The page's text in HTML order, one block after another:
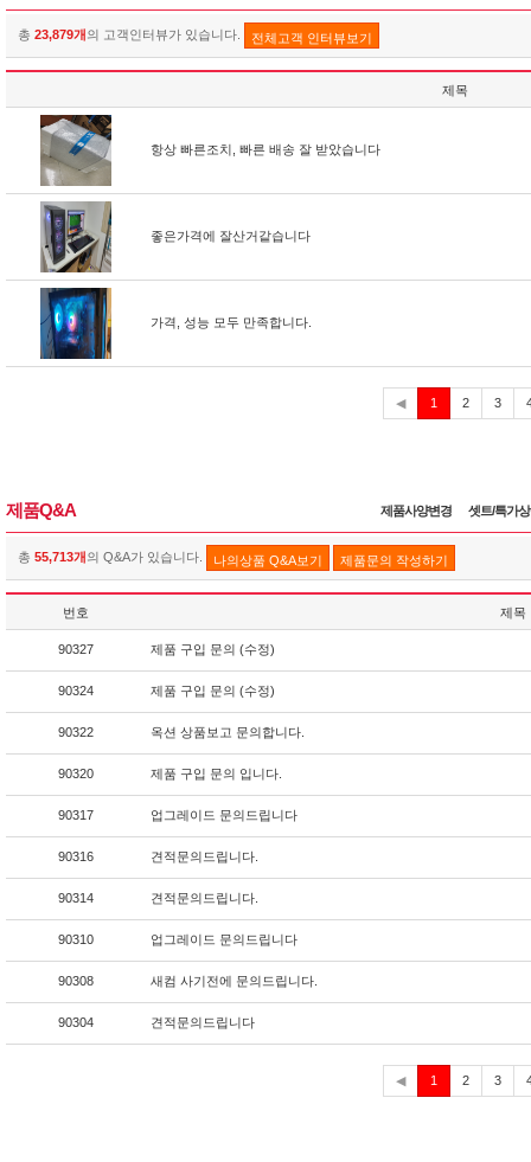
총 23,879개의 고객인터뷰가 있습니다. 전체고객 인터뷰보기
제목
항상 빠른조치, 빠른 배송 잘 받았습니다
좋은가격에 잘산거같습니다
가격, 성능 모두 만족합니다.
◀ 1
재
2 3
제품Q&A 제품사양변경 셋트/특가
총 55,713개의 Q&A가 있습니다. 나의상품 Q&A보기 제품문의 작성하기
번호 제목
90327 제품 구입 문의 (수정)
90324 제품 구입 문의 (수정)
90322 옥션 상품보고 문의합니다.
90320 제품 구입 문의 입니다.
90317 업그레이드 문의드립니다
90316 견적문의드립니다.
90314 견적문의드립니다.
90310 업그레이드 문의드립니다
90308 새컴 사기전에 문의드립니다.
90304 견적문의드립니다
◀ 1
재
2 3